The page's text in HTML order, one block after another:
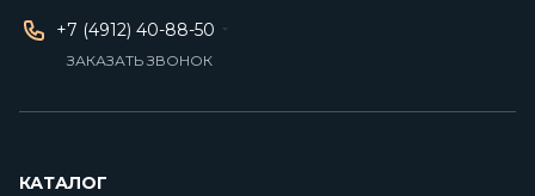
+7 (4912) 40-88-50
ЗАКАЗАТЬ ЗВОНОК
КАТАЛОГ